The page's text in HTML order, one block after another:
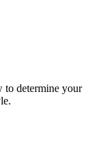
to determine your